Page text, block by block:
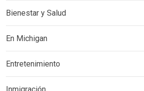
Bienestar y Salud
En Michigan
Entretenimiento